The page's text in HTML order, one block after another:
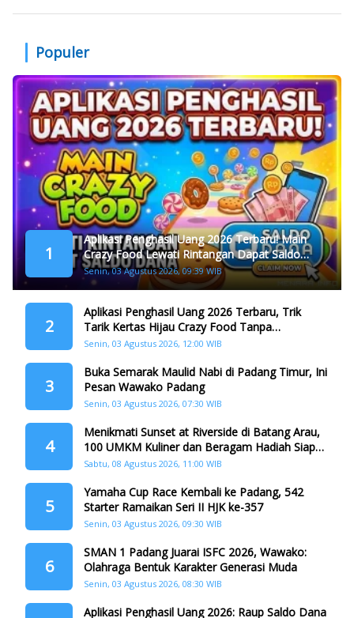
Populer
1
Aplikasi Penghasil Uang 2026 Terbaru! Main
Crazy Food Lewati Rintangan Dapat Saldo
Dana
Senin, 03 Agustus 2026, 09:39 WIB
2
Aplikasi Penghasil Uang 2026 Terbaru, Trik
Tarik Kertas Hijau Crazy Food Tanpa
Penggandaan
Senin, 03 Agustus 2026, 12:00 WIB
3
Buka Semarak Maulid Nabi di Padang Timur, Ini
Pesan Wawako Padang
Senin, 03 Agustus 2026, 07:30 WIB
4
Menikmati Sunset at Riverside di Batang Arau,
100 UMKM Kuliner dan Beragam Hadiah Siap
Memanjakan Warga di Momen HJK Padang
Sabtu, 08 Agustus 2026, 11:00 WIB
5
Yamaha Cup Race Kembali ke Padang, 542
Starter Ramaikan Seri II HJK ke-357
Senin, 03 Agustus 2026, 09:30 WIB
6
SMAN 1 Padang Juarai ISFC 2026, Wawako:
Olahraga Bentuk Karakter Generasi Muda
Senin, 03 Agustus 2026, 08:30 WIB
Aplikasi Penghasil Uang 2026: Raup Saldo Dana